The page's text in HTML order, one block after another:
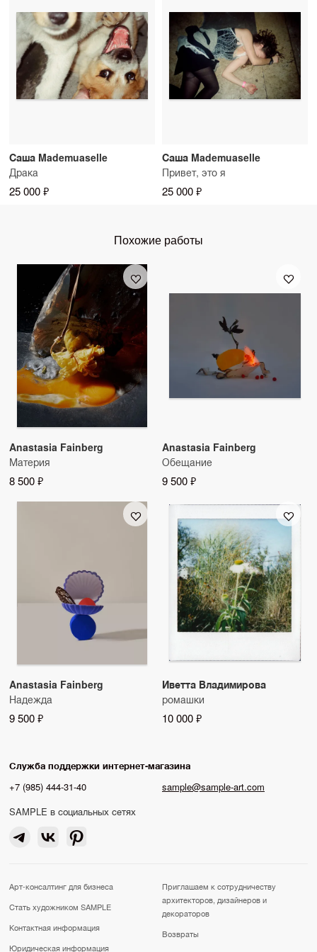
Саша Mademuaselle
Драка
25 000 ₽
Саша Mademuaselle
Привет, это я
25 000 ₽
Похожие работы
Anastasia Fainberg
Материя
8 500 ₽
Anastasia Fainberg
Обещание
9 500 ₽
Anastasia Fainberg
Надежда
9 500 ₽
Иветта Владимирова
ромашки
10 000 ₽
Служба поддержки интернет-магазина
+7 (985) 444-31-40
sample@sample-art.com
SAMPLE в социальных сетях
Арт-консалтинг для бизнеса
Стать художником SAMPLE
Контактная информация
Юридическая информация
Приглашаем к сотрудничеству
архитекторов, дизайнеров и
декораторов
Возвраты